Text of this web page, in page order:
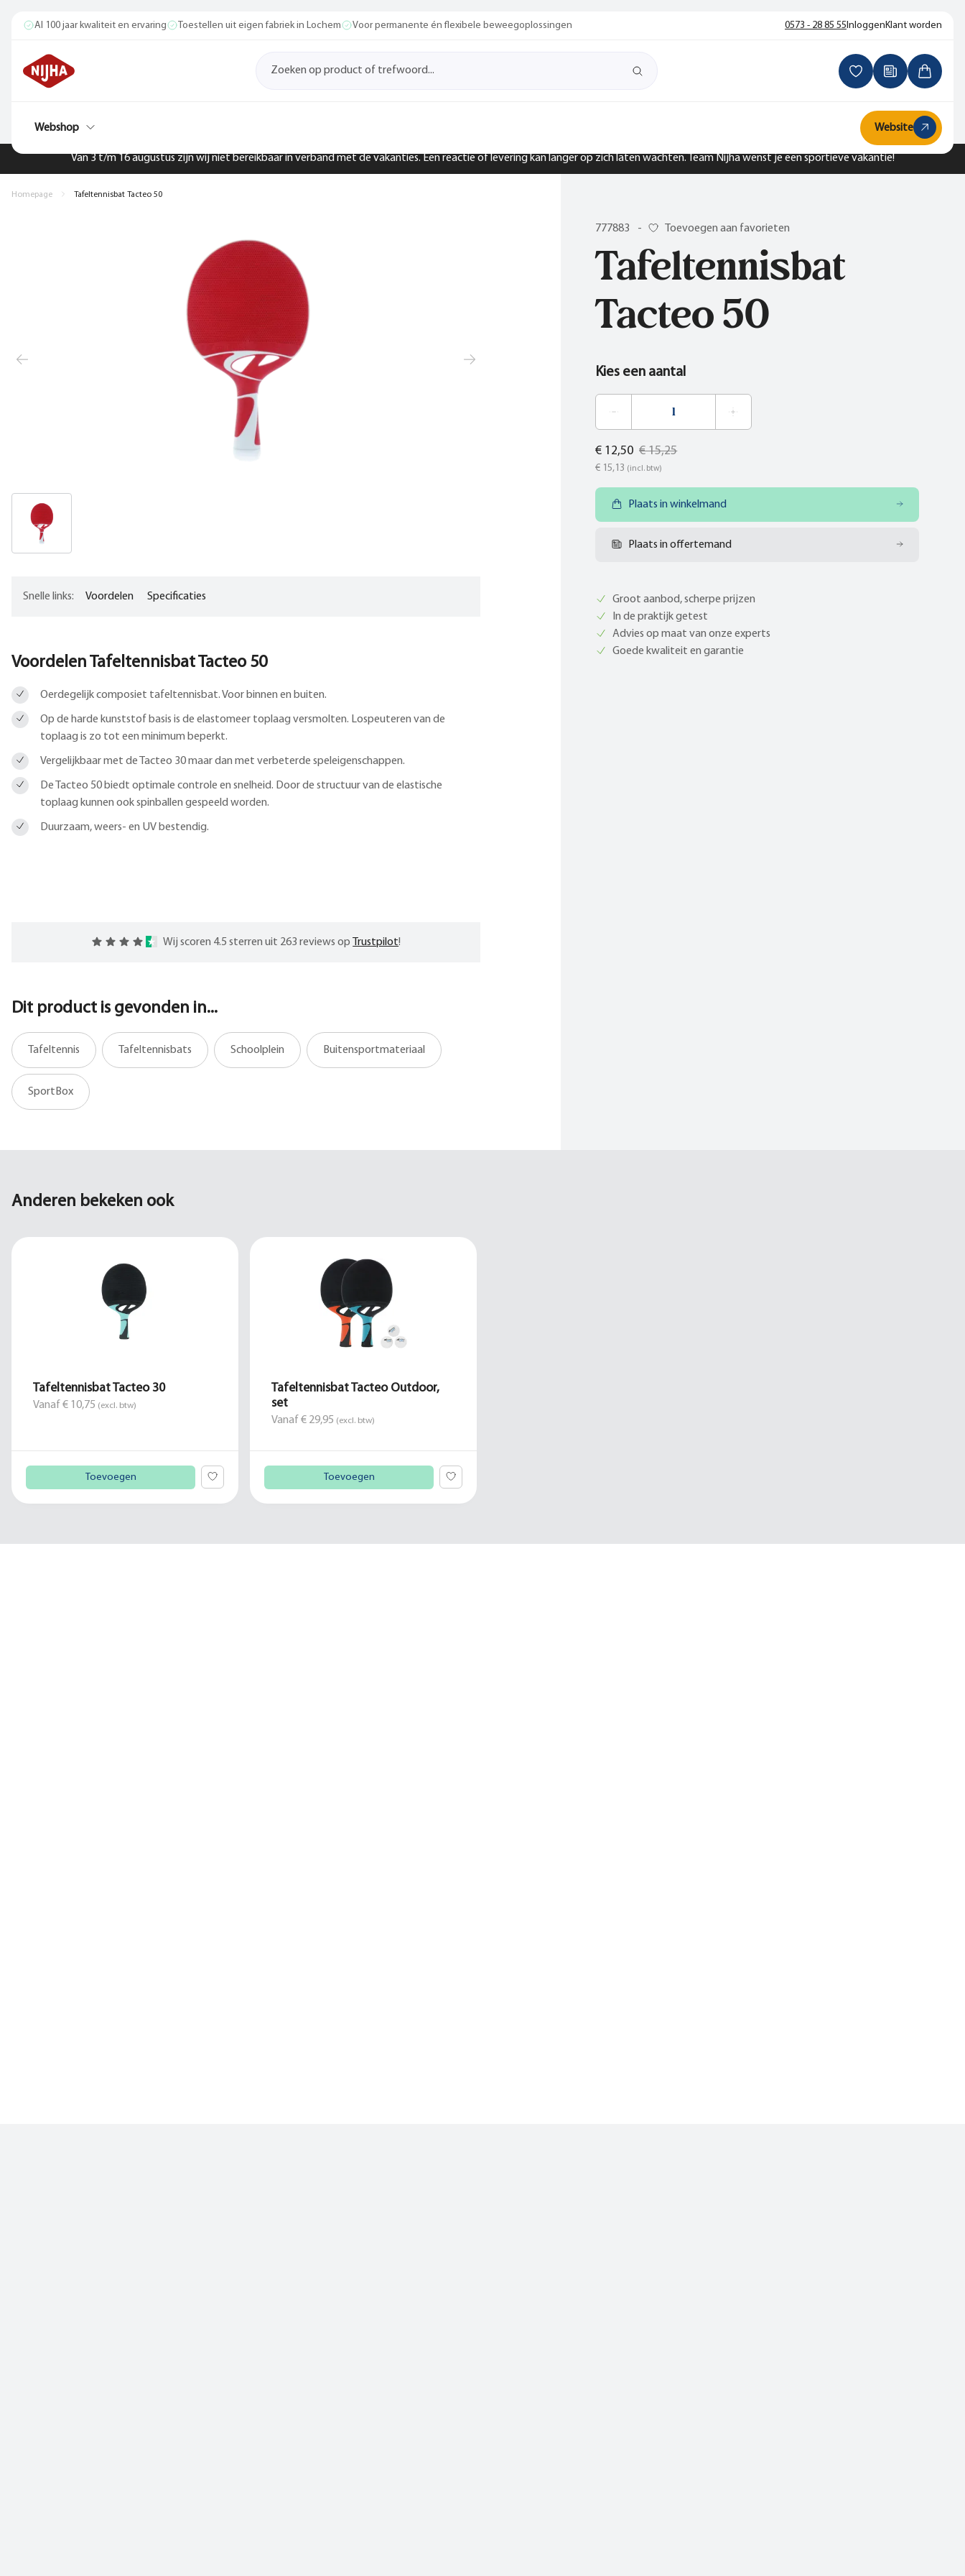
Van 3 t/m 16 augustus zijn wij niet bereikbaar in verband met de vakanties. Een reactie of levering kan langer op zich laten wachten. Team Nijha wenst je een sportieve vakantie!
Al 100 jaar kwaliteit en ervaring Toestellen uit eigen fabriek in Lochem Voor permanente én flexibele beweegoplossingen 0573 - 28 85 55InloggenKlant worden
Webshop Website
777883 - Toevoegen aan favorieten
Tafeltennisbat
Tacteo 50
Kies een aantal
€ 12,50 € 15,25
€ 15,13 (incl. btw)
Plaats in winkelmand
Plaats in offertemand
Groot aanbod, scherpe prijzen
In de praktijk getest
Advies op maat van onze experts
Goede kwaliteit en garantie
Homepage Tafeltennisbat Tacteo 50
Snelle links: Voordelen Specificaties
Voordelen Tafeltennisbat Tacteo 50
Oerdegelijk composiet tafeltennisbat. Voor binnen en buiten.
Op de harde kunststof basis is de elastomeer toplaag versmolten. Lospeuteren van de
toplaag is zo tot een minimum beperkt.
Vergelijkbaar met de Tacteo 30 maar dan met verbeterde speleigenschappen.
De Tacteo 50 biedt optimale controle en snelheid. Door de structuur van de elastische
toplaag kunnen ook spinballen gespeeld worden.
Duurzaam, weers- en UV bestendig.
Wij scoren 4.5 sterren uit 263 reviews op Trustpilot!
Dit product is gevonden in...
Tafeltennis Tafeltennisbats Schoolplein Buitensportmateriaal
SportBox
Anderen bekeken ook
Tafeltennisbat Tacteo 30
Vanaf € 10,75 (excl. btw)
Toevoegen
Tafeltennisbat Tacteo Outdoor,
set
Vanaf € 29,95 (excl. btw)
Toevoegen